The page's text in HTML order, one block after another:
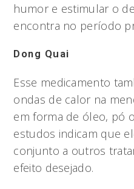
humor e estimular o
encontra no período
Dong Quai
Esse medicamento
ondas de calor na
em forma de óleo, pó
estudos indicam que
conjunto a outros
efeito desejado.